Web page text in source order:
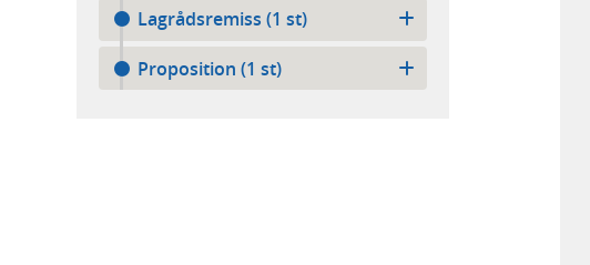
Lagrådsremiss (1 st)
Proposition (1 st)